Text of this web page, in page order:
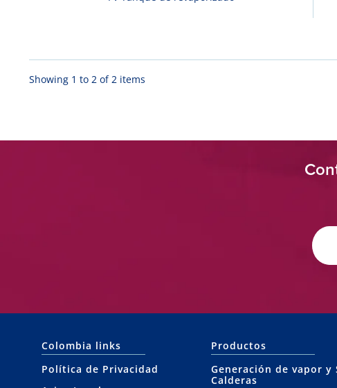
Showing 1 to 2 of 2 items
Colombia links
Política de Privacidad
Productos
Generación de vapor y
Calderas